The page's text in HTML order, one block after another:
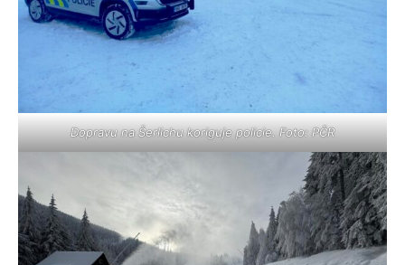
Dopravu na Šerlichu koriguje policie. Foto: PČR